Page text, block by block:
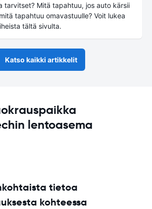
tarvitset? Mitä tapahtuu, jos auto kärsii
tapahtuu omavastuulle? Voit lukea
tältä sivulta.
Katso kaikki artikkelit
lentoasema
tietoa
kohteessa